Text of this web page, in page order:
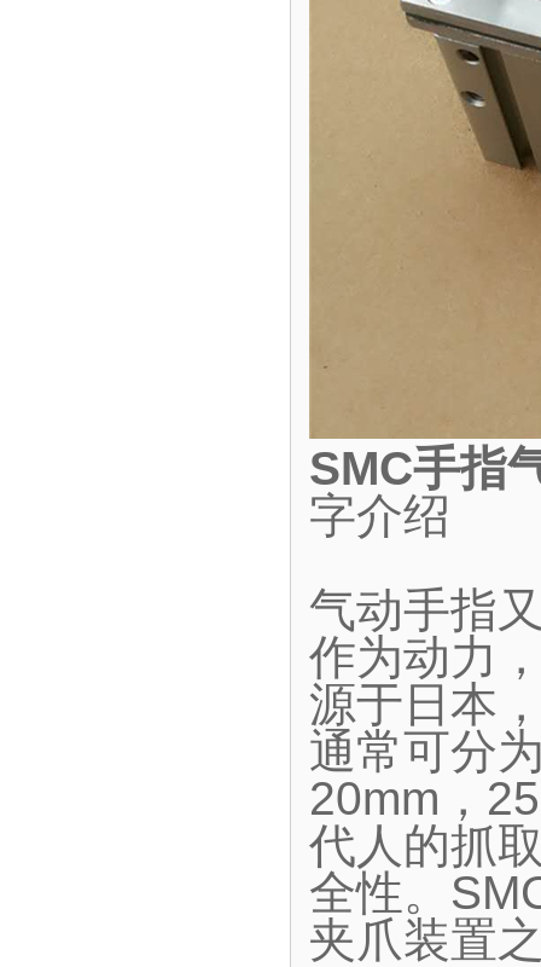
SMC手指
字介绍
气动手指
作为动力
源于日本
通常可分
20mm，
代人的抓
全性。
夹爪装置